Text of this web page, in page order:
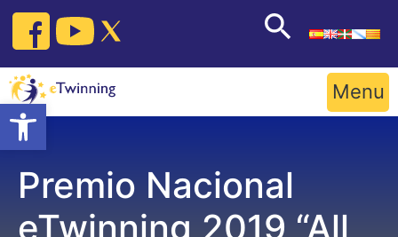
Open toolbar
Skip
content
Menu
Premio Nacional
eTwinning 2019 “All